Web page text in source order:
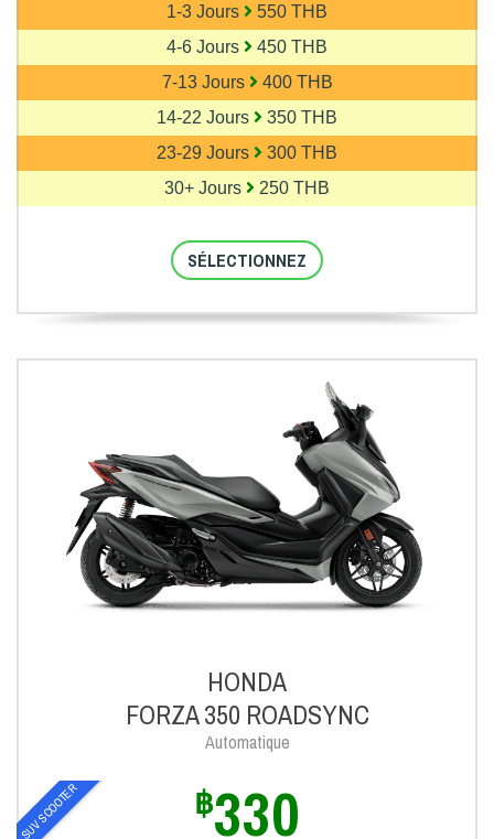
1-3 Jours
550 THB
4-6 Jours
450 THB
7-13 Jours
400 THB
14-22 Jours
350 THB
23-29 Jours
300 THB
30+ Jours
250 THB
SÉLECTIONNEZ
HONDA
FORZA 350 ROADSYNC
Automatique
SUV SCOOTER ฿330